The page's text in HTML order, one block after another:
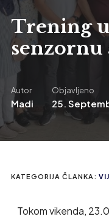
Trening
senzornu
Autor
Madi
Objavljeno
25.
KATEGORIJA ČLANKA:
Tokom vikenda,